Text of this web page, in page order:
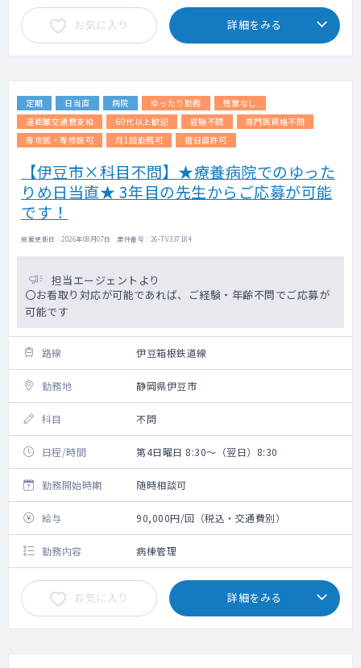
お気に入り 詳細をみる
定期 日当直 病院 ゆったり勤務
残業なし
遠距離交通費支給
60代以上歓迎 経験不問
専門医資格不問
専攻医・専修医可
月1回勤務可 宿日直許可
【伊豆市×科目不問】★療養病院でのゆった
りめ日当直★ 3年目の先生からご応募が可能
です！
掲載更新日 : 2026年08月07日 案件番号 : 26-TV337184
担当エージェントより
〇お看取り対応が可能であれば、ご経験・年齢不問でご応募が
可能です
路線 伊豆箱根鉄道線
勤務地 静岡県伊豆市
科目 不問
日程/時間 第4日曜日 8:30～（翌日）8:30
勤務開始時期 随時相談可
給与 90,000円/回（税込・交通費別）
勤務内容 病棟管理
お気に入り 詳細をみる